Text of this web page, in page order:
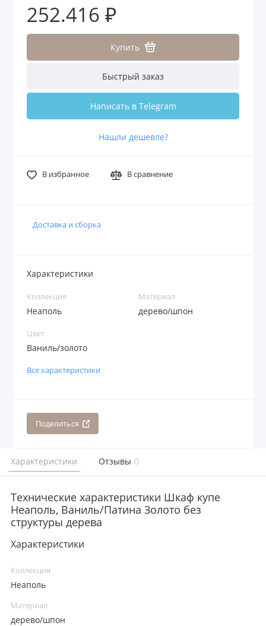
252.416 ₽
Купить
Быстрый заказ
Написать в Telegram
Нашли дешевле?
В избранное В сравнение
Доставка и сборка
Характеристики
Коллекция
Неаполь
Материал
дерево/шпон
Цвет
Ваниль/золото
Все характеристики
Поделиться
Характеристики Отзывы 0
Технические характеристики Шкаф купе
Неаполь, Ваниль/Патина Золото без
структуры дерева
Характеристики
Коллекция
Неаполь
Материал
дерево/шпон